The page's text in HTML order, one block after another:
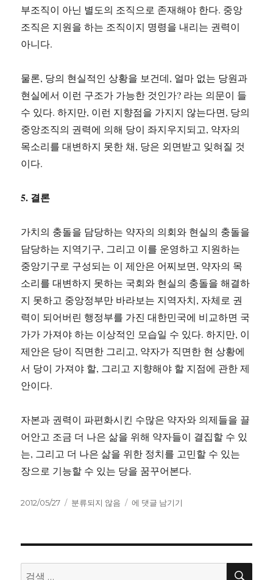
부조직이 아닌 별도의 조직으로 존재해야 한다. 중앙
조직은 지원을 하는 조직이지 명령을 내리는 권력이
아니다.
물론, 당의 현실적인 상황을 보건데, 얼마 없는 당원과
현실에서 이런 구조가 가능한 것인가? 라는 의문이 들
수 있다. 하지만, 이런 지향점을 가지지 않는다면, 당의
중앙조직의 권력에 의해 당이 좌지우지되고, 약자의
목소리를 대변하지 못한 채, 당은 외면받고 잊혀질 것
이다.
5. 결론
가치의 충돌을 담당하는 약자의 의회와 현실의 충돌을
담당하는 지역기구, 그리고 이를 운영하고 지원하는
중앙기구로 구성되는 이 제안은 어찌보면, 약자의 목
소리를 대변하지 못하는 국회와 현실의 충돌을 해결하
지 못하고 중앙정부만 바라보는 지역자치, 자체로 권
력이 되어버린 행정부를 가진 대한민국에 비교하면 국
가가 가져야 하는 이상적인 모습일 수 있다. 하지만, 이
제안은 당이 직면한 그리고, 약자가 직면한 현 상황에
서 당이 가져야 할, 그리고 지향해야 할 지점에 관한 제
안이다.
자본과 권력이 파편화시킨 수많은 약자와 의제들을 끌
어안고 조금 더 나은 삶을 위해 약자들이 결집할 수 있
는, 그리고 더 나은 삶을 위한 정치를 고민할 수 있는
장으로 기능할 수 있는 당을 꿈꾸어본다.
작
2012/05/27
카
분류되지 않음
당
의
에 댓글 남기기
검
검